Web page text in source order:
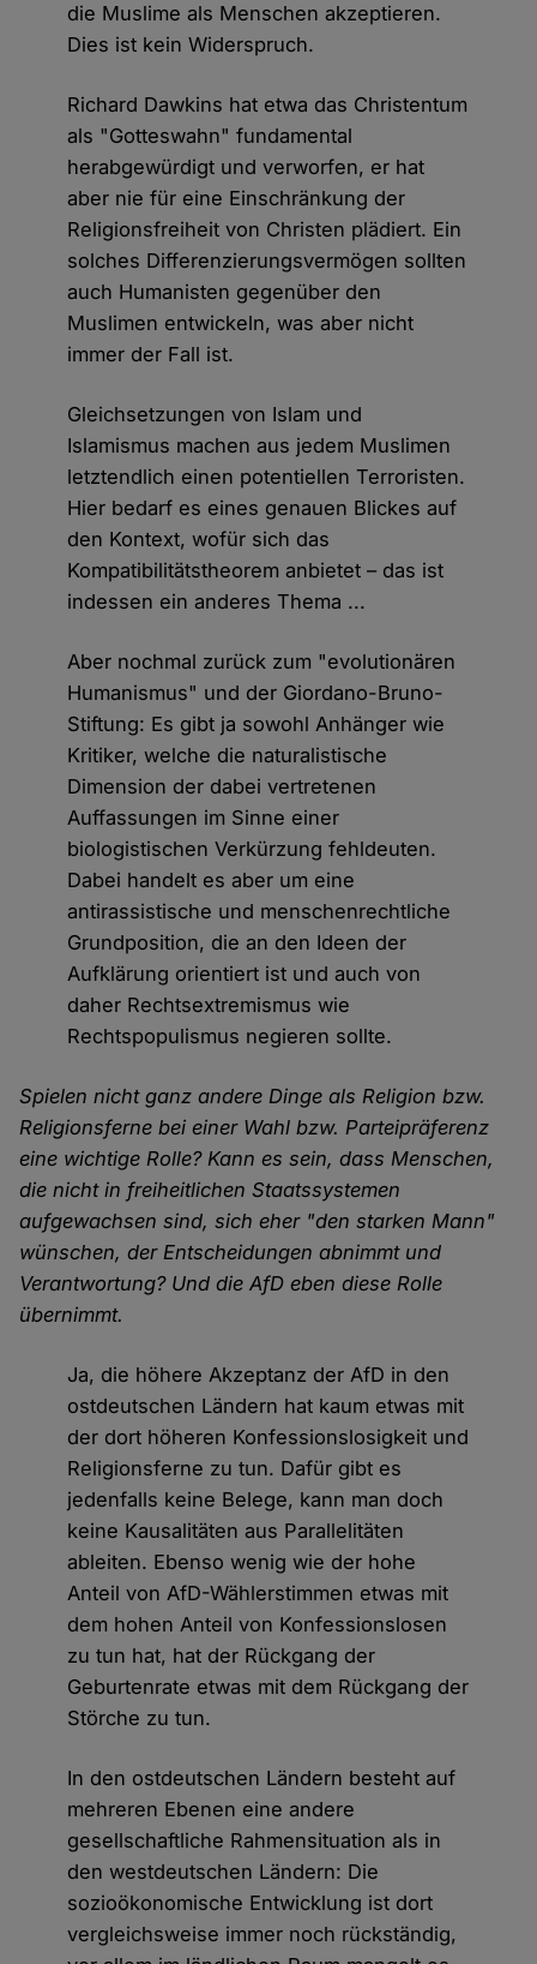
die Muslime als Menschen akzeptieren.
Dies ist kein Widerspruch.
Richard Dawkins hat etwa das Christentum
als "Gotteswahn" fundamental
herabgewürdigt und verworfen, er hat
aber nie für eine Einschränkung der
Religionsfreiheit von Christen plädiert. Ein
solches Differenzierungsvermögen sollten
auch Humanisten gegenüber den
Muslimen entwickeln, was aber nicht
immer der Fall ist.
Gleichsetzungen von Islam und
Islamismus machen aus jedem Muslimen
letztendlich einen potentiellen Terroristen.
Hier bedarf es eines genauen Blickes auf
den Kontext, wofür sich das
Kompatibilitätstheorem anbietet – das ist
indessen ein anderes Thema ...
Aber nochmal zurück zum "evolutionären
Humanismus" und der Giordano-Bruno-
Stiftung: Es gibt ja sowohl Anhänger wie
Kritiker, welche die naturalistische
Dimension der dabei vertretenen
Auffassungen im Sinne einer
biologistischen Verkürzung fehldeuten.
Dabei handelt es aber um eine
antirassistische und menschenrechtliche
Grundposition, die an den Ideen der
Aufklärung orientiert ist und auch von
daher Rechtsextremismus wie
Rechtspopulismus negieren sollte.
Spielen nicht ganz andere Dinge als Religion bzw.
Religionsferne bei einer Wahl bzw. Parteipräferenz
eine wichtige Rolle? Kann es sein, dass Menschen,
die nicht in freiheitlichen Staatssystemen
aufgewachsen sind, sich eher "den starken Mann"
wünschen, der Entscheidungen abnimmt und
Verantwortung? Und die AfD eben diese Rolle
übernimmt.
Ja, die höhere Akzeptanz der AfD in den
ostdeutschen Ländern hat kaum etwas mit
der dort höheren Konfessionslosigkeit und
Religionsferne zu tun. Dafür gibt es
jedenfalls keine Belege, kann man doch
keine Kausalitäten aus Parallelitäten
ableiten. Ebenso wenig wie der hohe
Anteil von AfD-Wählerstimmen etwas mit
dem hohen Anteil von Konfessionslosen
zu tun hat, hat der Rückgang der
Geburtenrate etwas mit dem Rückgang der
Störche zu tun.
In den ostdeutschen Ländern besteht auf
mehreren Ebenen eine andere
gesellschaftliche Rahmensituation als in
den westdeutschen Ländern: Die
sozioökonomische Entwicklung ist dort
vergleichsweise immer noch rückständig,